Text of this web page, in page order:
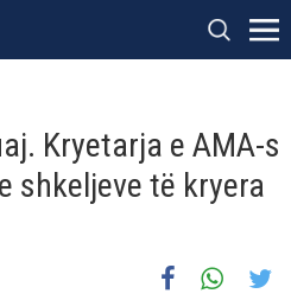
Kryetarja e AMA-s
shkeljeve të kryera